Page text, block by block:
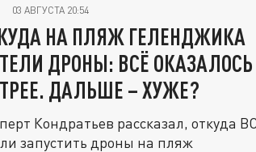
03 АВГУСТА 20:54
НА ПЛЯЖ ГЕЛЕНДЖИКА
ДРОНЫ: ВСЁ ОКАЗАЛОСЬ
ДАЛЬШЕ – ХУЖЕ?
Кондратьев рассказал, откуда
запустить дроны на пляж